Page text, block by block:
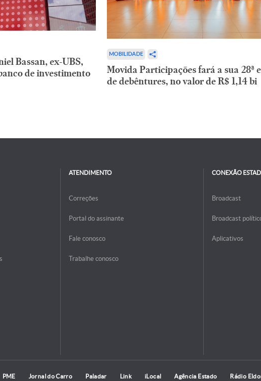
Bassan, ex-UBS,
de investimento
MOBILIDADE
Movida Participações fará a sua 28ª
de debêntures, no valor de R$ 1,14 bi
ATENDIMENTO
Correções
Portal do assinante
Fale conosco
Trabalhe conosco
CONEXÃO
Broadcast
Broadcast
Aplicativos
PME Jornal do Carro Paladar Link iLocal Agência Estado Rádio